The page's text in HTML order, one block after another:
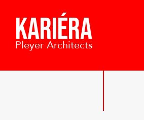
Kariéra
Pleyer Architects